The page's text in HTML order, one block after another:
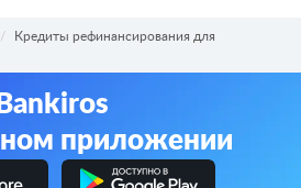
Кредиты рефинансирования для
Bankiros
в мобильном приложении